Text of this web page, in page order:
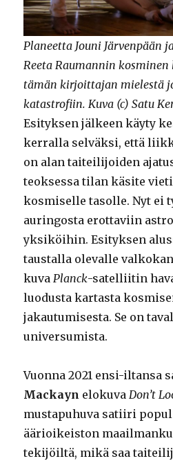
Planeetta Jouni Järvenpään
Reeta Raumannin
tämän kirjoittajan mielestä
katastrofiin. Kuva (c) Satu
Esityksen jälkeen käyty
kerralla selväksi, että
on alan taiteilijoiden
teoksessa tilan käsite
kosmiselle tasolle. Nyt ei
auringosta erottaviin
yksiköihin. Esityksen
taustalla olevalle
kuvaPlanck-satelliitin
luodusta kartasta
jakautumisesta. Se on
universumista.
Vuonna 2021 ensi-iltansa
Mackayn elokuvaDon’t
mustapuhuva satiiri
äärioikeiston
tekijöiltä, mikä saa